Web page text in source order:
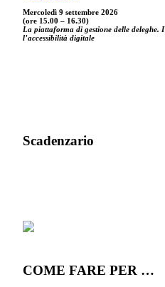
Mercoledì 9 settembre 2026
(ore 15.00 – 16.30)
La piattaforma di gestione delle deleghe.
l’accessibilità digitale
Scadenzario
COME FARE PER …